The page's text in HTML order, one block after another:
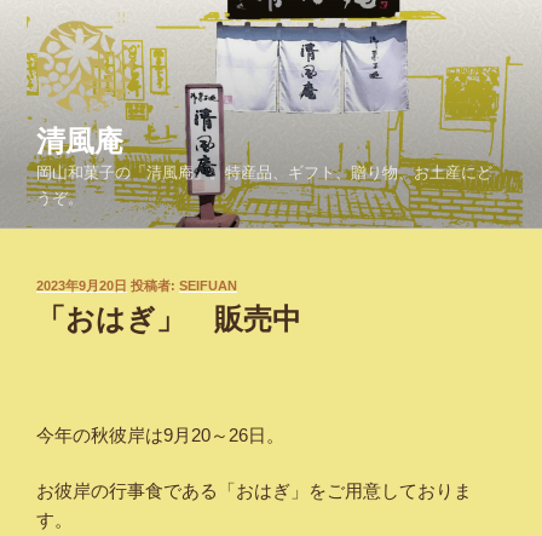
清風庵
岡山和菓子の「清風庵」。特産品、ギフト、贈り物、お土産にど
うぞ。
投
2023年9月20日 投稿者: SEIFUAN
「おはぎ」 販売中
今年の秋彼岸は9月20～26日。
お彼岸の行事食である「おはぎ」をご用意しておりま
す。